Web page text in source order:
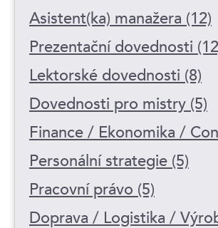
Asistent(ka) manažera (12)
Prezentační dovednosti
Lektorské dovednosti (8)
Dovednosti pro mistry (5)
Finance / Ekonomika /
Personální strategie (5)
Pracovní právo (5)
Doprava / Logistika /